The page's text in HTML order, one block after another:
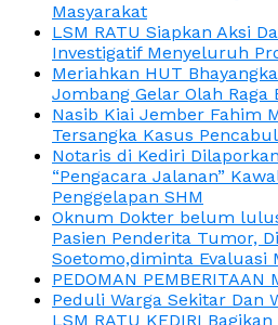
Masyarakat
LSM RATU Siapkan Aksi
Investigatif Menyeluruh
Meriahkan HUT
Jombang Gelar Olah Raga
Nasib Kiai Jember Fahim
Tersangka Kasus
Notaris di Kediri
“Pengacara Jalanan”
Penggelapan SHM
Oknum Dokter belum
Pasien Penderita Tumor,
Soetomo,diminta Evaluasi
PEDOMAN PEMBERITAAN
Peduli Warga Sekitar Dan
LSM RATU KEDIRI